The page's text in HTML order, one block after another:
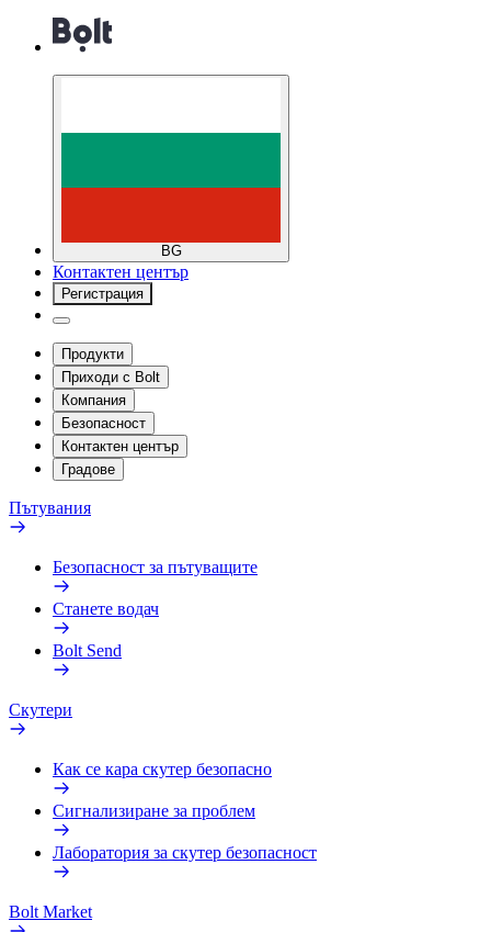
BG
Контактен център
Регистрация
Продукти
Приходи с Bolt
Компания
Безопасност
Контактен център
Градове
Пътувания
Безопасност за пътуващите
Станете водач
Bolt Send
Скутери
Как се кара скутер безопасно
Сигнализиране за проблем
Лаборатория за скутер безопасност
Bolt Market